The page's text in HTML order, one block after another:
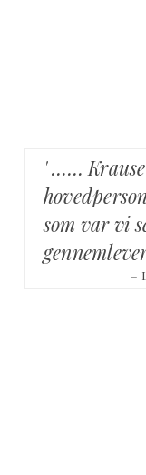
' ……
som var vi
–